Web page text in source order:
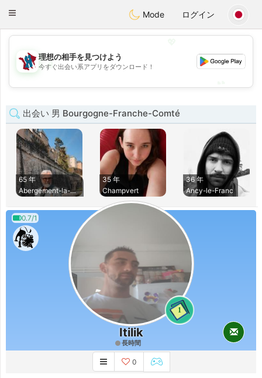
Taimerais
Toggle
Mode ログイン
💖
💕
理想の相手を見つけよう
今すぐ出会い系アプリをダウンロード！
出会い 男 Bourgogne-Franche-Comté
65 年
Abergement-la-Ronc
35 年
Champvert
36 年
Ancy-le-Franc
0.7/1
1
Itilik
長時間
0